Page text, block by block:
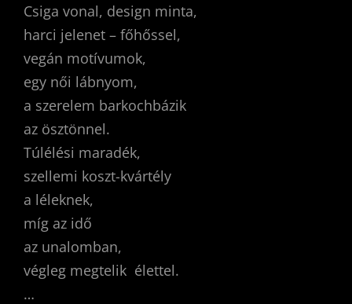
Csiga vonal, design minta,
harci jelenet – főhőssel,
vegán motívumok,
egy női lábnyom,
a szerelem barkochbázik
az ösztönnel.
Túlélési maradék,
szellemi koszt-kvártély
a léleknek,
míg az idő
az unalomban,
végleg megtelik élettel.
…